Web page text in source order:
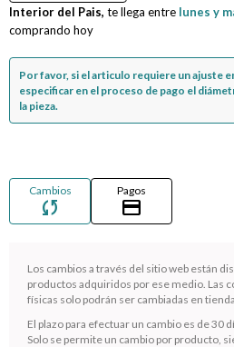
Interior del Pais, te llega entre lunes y
comprando hoy
Por favor, si el articulo requiere un ajuste
especificar en el proceso de pago el
la pieza.
Cambios
sync
Pagos
credit_card
Los cambios a través del sitio web están
productos adquiridos por ese medio. Las
físicas solo podrán ser cambiadas en
El plazo para efectuar un cambio es de 30
Solo se permite un cambio por producto,
¡Sumate a la forma más
Comprá en 3 cuotas sin
* sujeto aprobación